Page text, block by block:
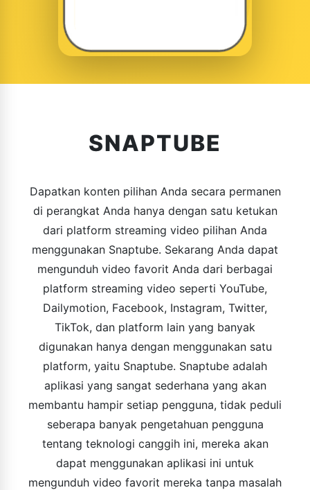
SNAPTUBE
Dapatkan konten pilihan Anda secara permanen
di perangkat Anda hanya dengan satu ketukan
dari platform streaming video pilihan Anda
menggunakan Snaptube. Sekarang Anda dapat
mengunduh video favorit Anda dari berbagai
platform streaming video seperti YouTube,
Dailymotion, Facebook, Instagram, Twitter,
TikTok, dan platform lain yang banyak
digunakan hanya dengan menggunakan satu
platform, yaitu Snaptube. Snaptube adalah
aplikasi yang sangat sederhana yang akan
membantu hampir setiap pengguna, tidak peduli
seberapa banyak pengetahuan pengguna
tentang teknologi canggih ini, mereka akan
dapat menggunakan aplikasi ini untuk
mengunduh video favorit mereka tanpa masalah